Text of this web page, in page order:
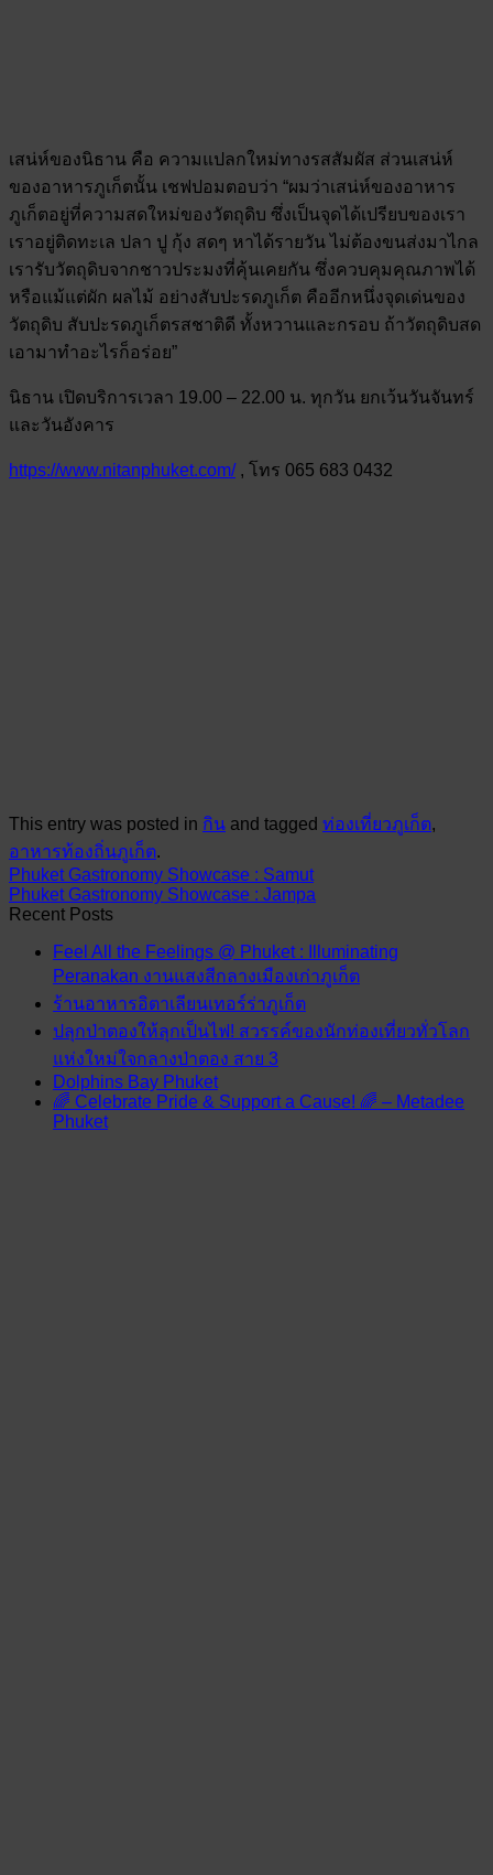
เสน่ห์ของนิธาน คือ ความแปลกใหม่ทางรสสัมผัส ส่วนเสน่ห์
ของอาหารภูเก็ตนั้น เชฟปอมตอบว่า “ผมว่าเสน่ห์ของอาหาร
ภูเก็ตอยู่ที่ความสดใหม่ของวัตถุดิบ ซึ่งเป็นจุดได้เปรียบของเรา
เราอยู่ติดทะเล ปลา ปู กุ้ง สดๆ หาได้รายวัน ไม่ต้องขนส่งมาไกล
เรารับวัตถุดิบจากชาวประมงที่คุ้นเคยกัน ซึ่งควบคุมคุณภาพได้
หรือแม้แต่ผัก ผลไม้ อย่างสับปะรดภูเก็ต คืออีกหนึ่งจุดเด่นของ
วัตถุดิบ สับปะรดภูเก็ตรสชาติดี ทั้งหวานและกรอบ ถ้าวัตถุดิบสด
เอามาทำอะไรก็อร่อย”
นิธาน เปิดบริการเวลา 19.00 – 22.00 น. ทุกวัน ยกเว้นวันจันทร์
และวันอังคาร
https://www.nitanphuket.com/, โทร 065 683 0432
This entry was posted in กิน and tagged ท่องเที่ยวภูเก็ต,
อาหารท้องถิ่นภูเก็ต.
Phuket Gastronomy Showcase : Samut
Phuket Gastronomy Showcase : Jampa
Recent Posts
Feel All the Feelings @ Phuket : Illuminating
Peranakan งานแสงสีกลางเมืองเก่าภูเก็ต
ร้านอาหารอิตาเลียนเทอร์ร่าภูเก็ต
ปลุกป่าตองให้ลุกเป็นไฟ! สวรรค์ของนักท่องเที่ยวทั่วโลก
แห่งใหม่ใจกลางป่าตอง สาย 3
Dolphins Bay Phuket
🌈 Celebrate Pride & Support a Cause! 🌈 – Metadee
Phuket